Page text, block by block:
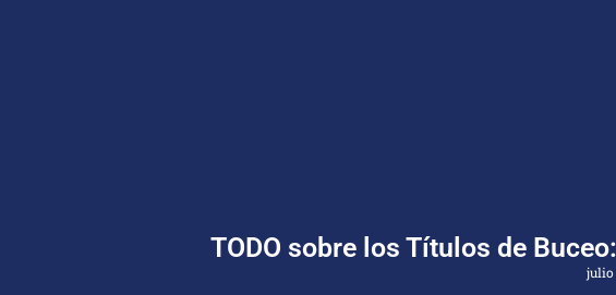
TODO sobre los Títulos de
julio